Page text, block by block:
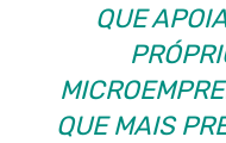
QUE
QUE MAIS